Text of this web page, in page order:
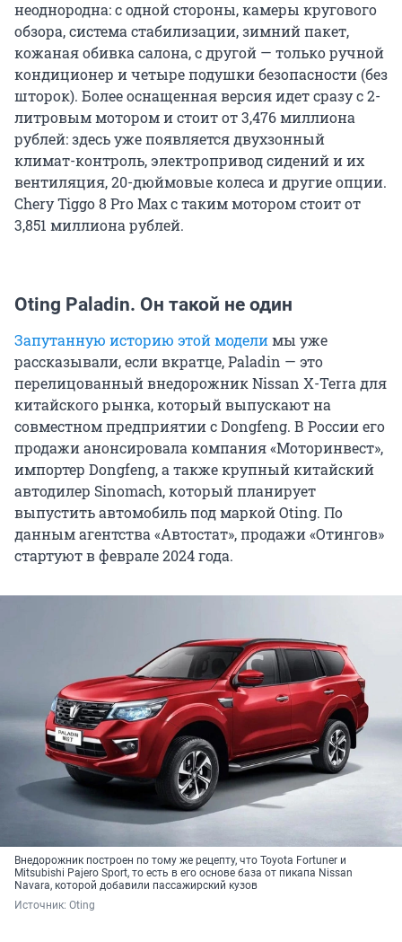
неоднородна: с одной стороны, камеры кругового
обзора, система стабилизации, зимний пакет,
кожаная обивка салона, с другой — только ручной
кондиционер и четыре подушки безопасности (без
шторок). Более оснащенная версия идет сразу с 2-
литровым мотором и стоит от 3,476 миллиона
рублей: здесь уже появляется двухзонный
климат-контроль, электропривод сидений и их
вентиляция, 20-дюймовые колеса и другие опции.
Chery Tiggo 8 Pro Max с таким мотором стоит от
3,851 миллиона рублей.
Oting Paladin. Он такой не один
Запутанную историю этой моделимы уже
рассказывали, если вкратце, Paladin — это
перелицованный внедорожник Nissan X-Terra для
китайского рынка, который выпускают на
совместном предприятии с Dongfeng. В России его
продажи анонсировала компания «Моторинвест»,
импортер Dongfeng, а также крупный китайский
автодилер Sinomach, который планирует
выпустить автомобиль под маркой Oting. По
данным агентства «Автостат», продажи «Отингов»
стартуют в феврале 2024 года.
Внедорожник построен по тому же рецепту, что Toyota Fortuner и
Mitsubishi Pajero Sport, то есть в его основе база от пикапа Nissan
Navara, которой добавили пассажирский кузов
Источник: Oting